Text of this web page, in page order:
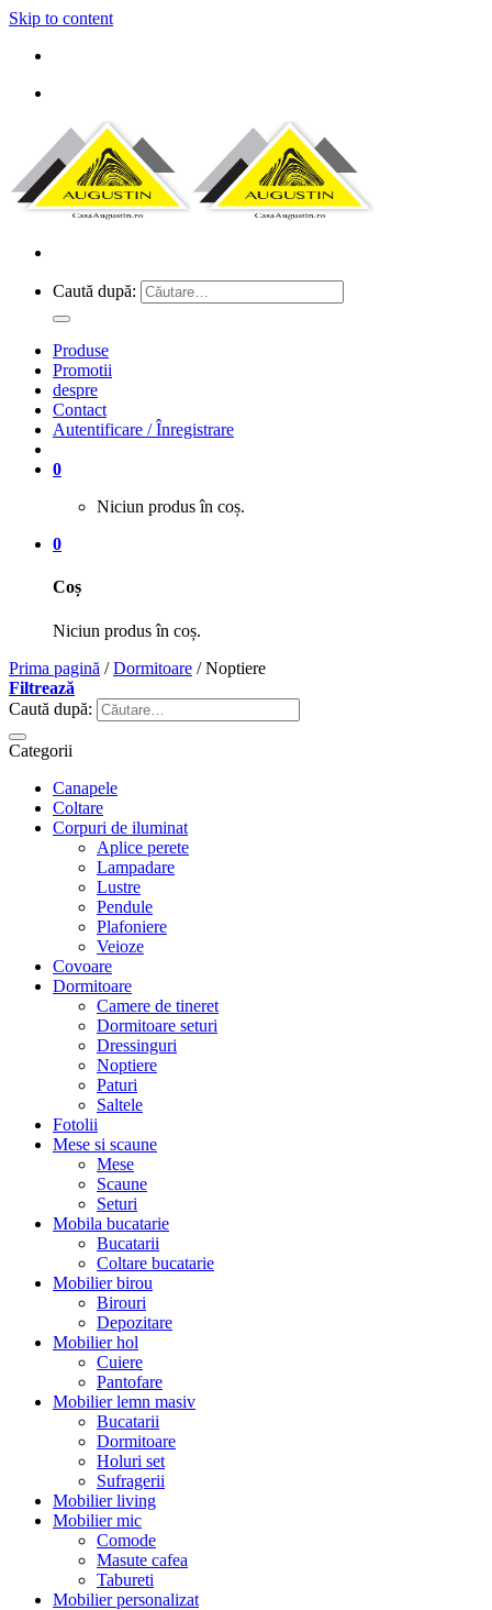
Skip to content
Caută după:
Produse
Promotii
despre
Contact
Autentificare / Înregistrare
0
Niciun produs în coș.
0
Coș
Niciun produs în coș.
Prima pagină / Dormitoare /Noptiere
Filtrează
Caută după:
Categorii
Canapele
Coltare
Corpuri de iluminat
Aplice perete
Lampadare
Lustre
Pendule
Plafoniere
Veioze
Covoare
Dormitoare
Camere de tineret
Dormitoare seturi
Dressinguri
Noptiere
Paturi
Saltele
Fotolii
Mese si scaune
Mese
Scaune
Seturi
Mobila bucatarie
Bucatarii
Coltare bucatarie
Mobilier birou
Birouri
Depozitare
Mobilier hol
Cuiere
Pantofare
Mobilier lemn masiv
Bucatarii
Dormitoare
Holuri set
Sufragerii
Mobilier living
Mobilier mic
Comode
Masute cafea
Tabureti
Mobilier personalizat